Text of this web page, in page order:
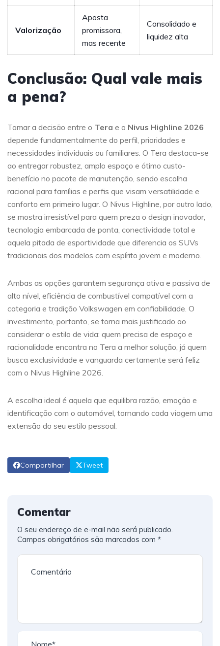
Valorização
Aposta
promissora,
mas recente
Consolidado e
liquidez alta
Conclusão: Qual vale mais
a pena?
Tomar a decisão entre o Tera e o Nivus Highline 2026
depende fundamentalmente do perfil, prioridades e
necessidades individuais ou familiares. O Tera destaca-se
ao entregar robustez, amplo espaço e ótimo custo-
benefício no pacote de manutenção, sendo escolha
racional para famílias e perfis que visam versatilidade e
conforto em primeiro lugar. O Nivus Highline, por outro lado,
se mostra irresistível para quem preza o design inovador,
tecnologia embarcada de ponta, conectividade total e
aquela pitada de esportividade que diferencia os SUVs
tradicionais dos modelos com espírito jovem e moderno.
Ambas as opções garantem segurança ativa e passiva de
alto nível, eficiência de combustível compatível com a
categoria e tradição Volkswagen em confiabilidade. O
investimento, portanto, se torna mais justificado ao
considerar o estilo de vida: quem precisa de espaço e
racionalidade encontra no Tera a melhor solução, já quem
busca exclusividade e vanguarda certamente será feliz
com o Nivus Highline 2026.
A escolha ideal é aquela que equilibra razão, emoção e
identificação com o automóvel, tornando cada viagem uma
extensão do seu estilo pessoal.
Compartilhar Tweet
Comentar
O seu endereço de e-mail não será publicado.
Campos obrigatórios são marcados com *